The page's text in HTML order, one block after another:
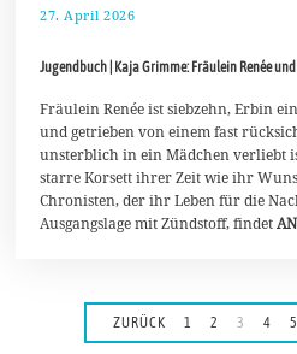
27. April 2026
a
2
2
6
Jugendbuch | Kaja Grimme: Fräulein Renée
Fräulein Renée ist siebzehn, Erbin
und getrieben von einem fast
unsterblich in ein Mädchen verliebt
starre Korsett ihrer Zeit wie ihr
Chronisten, der ihr Leben für die
Ausgangslage mit Zündstoff, findet
ZURÜCK 1 2 3 4 5